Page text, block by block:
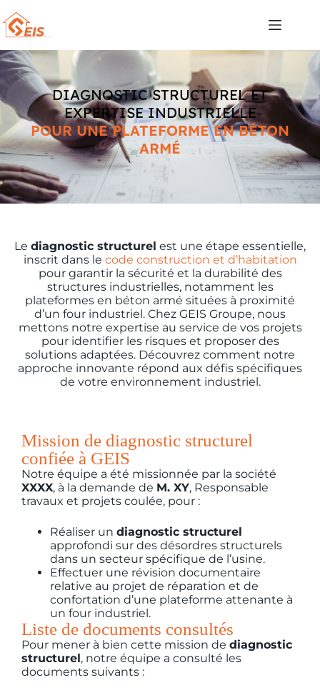
DIAGNOSTIC STRUCTUREL ET
EXPERTISE INDUSTRIELLE
POUR UNE PLATEFORME EN BÉTON
ARMÉ
Le diagnostic structurel est une étape essentielle,
inscrit dans le code construction et d’habitation
pour garantir la sécurité et la durabilité des
structures industrielles, notamment les
plateformes en béton armé situées à proximité
d’un four industriel. Chez GEIS Groupe, nous
mettons notre expertise au service de vos projets
pour identifier les risques et proposer des
solutions adaptées. Découvrez comment notre
approche innovante répond aux défis spécifiques
de votre environnement industriel.
Mission de diagnostic structurel
confiée à GEIS
Notre équipe a été missionnée par la société
XXXX, à la demande de M. XY, Responsable
travaux et projets coulée, pour :
Réaliser un diagnostic structurel
approfondi sur des désordres structurels
dans un secteur spécifique de l’usine.
Effectuer une révision documentaire
relative au projet de réparation et de
confortation d’une plateforme attenante à
un four industriel.
Liste de documents consultés
Pour mener à bien cette mission de diagnostic
structurel, notre équipe a consulté les
documents suivants :